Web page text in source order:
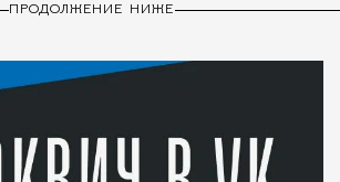
ПРОДОЛЖЕНИЕ НИЖЕ